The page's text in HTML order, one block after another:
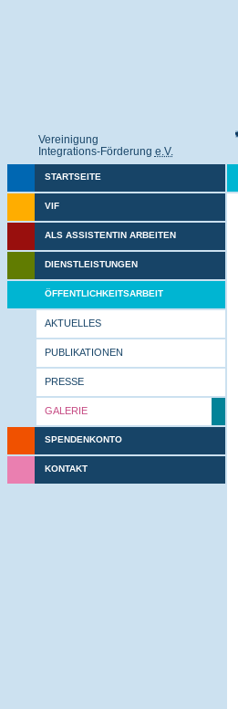
Vereinigung
Integrations-Förderung e.V.
STARTSEITE
VIF
ALS ASSISTENTIN ARBEITEN
DIENSTLEISTUNGEN
ÖFFENTLICHKEITSARBEIT
AKTUELLES
PUBLIKATIONEN
PRESSE
GALERIE
SPENDENKONTO
KONTAKT